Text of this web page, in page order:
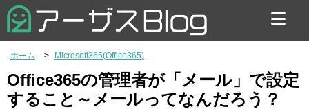
お問い合わせ
ホーム Microsoft365(Office365)
Office365の管理者が「メール」で設定
すること～メールってなんだろう？